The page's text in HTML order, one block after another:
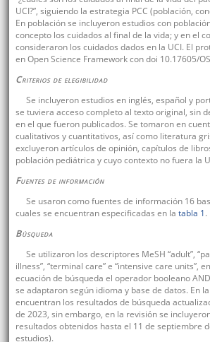
UCI?”, siguiendo la estrategia PCC (población,
En población se incluyeron estudios con
concepto los cuidados al final de la vida; y en el
consideraron los cuidados dados en la UCI. El
en Open Science Framework con doi 10.17605/
Criterios de elegibilidad
Se incluyeron estudios en inglés, español y
se tuviera acceso completo al texto original, sin
en el que fueron publicados. Se tomaron en
cualitativos y cuantitativos, así como literatura
excluyeron artículos de opinión, capítulos de
población pediátrica y cuyo contexto no fuera la
Fuentes de información
Se usaron como fuentes de información 16
cuales se encuentran especificadas en la tabla 1.
Búsqueda
Se utilizaron los descriptores MeSH “adult”,
illness”, “terminal care” e “intensive care units”,
ecuación de búsqueda el operador booleano
se adaptaron según idioma y base de datos. En la
encuentran los resultados de búsqueda
de 2023, sin embargo, en la revisión se
resultados obtenidos hasta el 11 de septiembre
estudios).